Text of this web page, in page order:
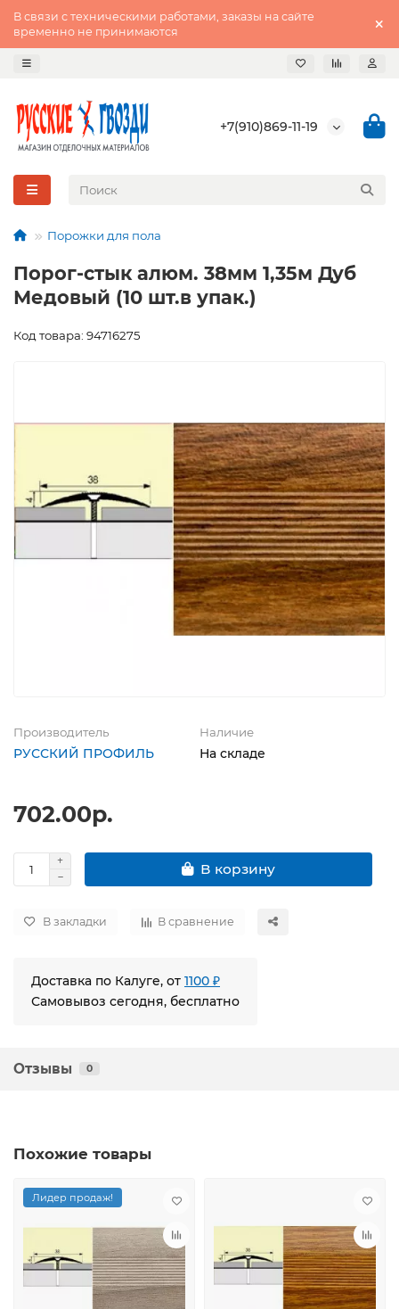
В связи с техническими работами, заказы на сайте
временно не принимаются
+7(910)869-11-19
Порожки для пола
Порог-стык алюм. 38мм 1,35м Дуб
Медовый (10 шт.в упак.)
Код товара: 94716275
Производитель
РУССКИЙ ПРОФИЛЬ
Наличие
На складе
702.00р.
В корзину
В закладки В сравнение
Доставка по Калуге, от 1100 ₽
Самовывоз сегодня, бесплатно
Отзывы 0
Похожие товары
Лидер продаж!